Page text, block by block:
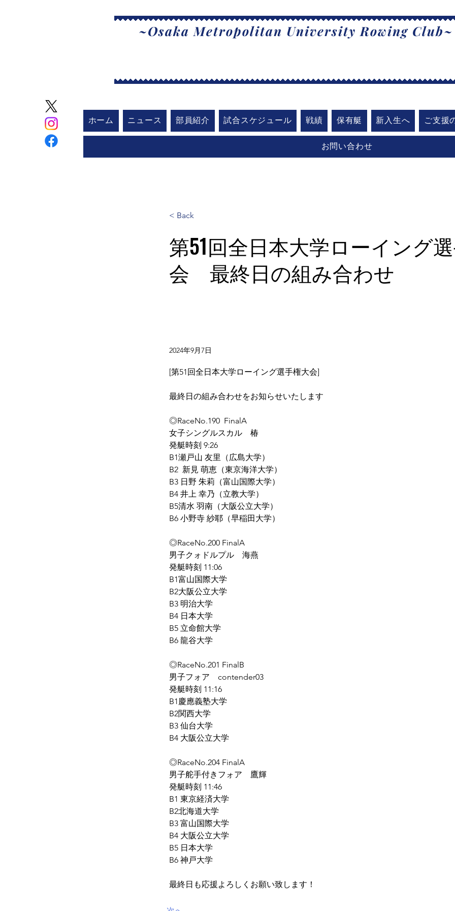
~Osaka Metropolitan University Rowing Club~
ホーム ニュース 部員紹介 試合スケジュール 戦績 保有艇 新入生へ ご支援
お問い合わせ
< Back
第51回全日本大学ローイング
会 最終日の組み合わせ
2024年9月7日
[第51回全日本大学ローイング選手権大会]
最終日の組み合わせをお知らせいたします
◎RaceNo.190  FinalA
女子シングルスカル　椿
発艇時刻 9:26
B1瀬戸山 友里（広島大学）
B2  新見 萌恵（東京海洋大学）
B3 日野 朱莉（富山国際大学）
B4 井上 幸乃（立教大学）
B5清水 羽南（大阪公立大学）
B6 小野寺 紗耶（早稲田大学）
◎RaceNo.200 FinalA
男子クォドルプル　海燕
発艇時刻 11:06
B1富山国際大学
B2大阪公立大学
B3 明治大学
B4 日本大学
B5 立命館大学
B6 龍谷大学
◎RaceNo.201 FinalB
男子フォア　contender03
発艇時刻 11:16
B1慶應義塾大学
B2関西大学
B3 仙台大学
B4 大阪公立大学
◎RaceNo.204 FinalA
男子舵手付きフォア　鷹輝
発艇時刻 11:46
B1 東京経済大学
B2北海道大学
B3 富山国際大学
B4 大阪公立大学
B5 日本大学
B6 神戸大学
最終日も応援よろしくお願い致します！